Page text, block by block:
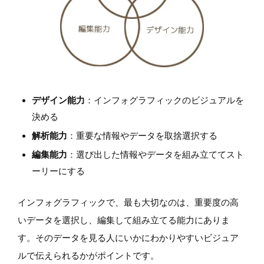
デザイン能力 ：インフォグラフィックのビジュアルを
決める
解析能力 ：重要な情報やデータを取捨選択する
編集能力 ：選び出した情報やデータを組み立ててスト
ーリーにする
インフォグラフィックで、最も大切なのは、重要度の高
いデータを選択し、編集して組み立てる能力にありま
す。そのデータを見る人にいかにわかりやすいビジュア
ルで伝えられるかがポイントです。